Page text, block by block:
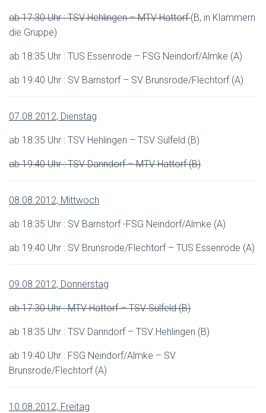
ab 17:30 Uhr : TSV Hehlingen – MTV Hattorf(B, in Klammern
die Gruppe)
ab 18:35 Uhr : TUS Essenrode – FSG Neindorf/Almke (A)
ab 19:40 Uhr : SV Barnstorf – SV Brunsrode/Flechtorf (A)
07.08.2012, Dienstag
ab 18:35 Uhr : TSV Hehlingen – TSV Sülfeld (B)
ab 19:40 Uhr : TSV Danndorf – MTV Hattorf (B)
08.08.2012, Mittwoch
ab 18:35 Uhr : SV Barnstorf -FSG Neindorf/Almke (A)
ab 19:40 Uhr : SV Brunsrode/Flechtorf – TUS Essenrode (A)
09.08.2012, Donnerstag
ab 17:30 Uhr : MTV Hattorf – TSV Sülfeld (B)
ab 18:35 Uhr : TSV Danndorf – TSV Hehlingen (B)
ab 19:40 Uhr : FSG Neindorf/Almke – SV
Brunsrode/Flechtorf (A)
10.08.2012, Freitag